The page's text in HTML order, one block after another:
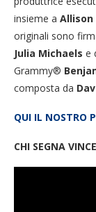
insieme a Allison
originali sono
Julia Michaels e
Grammy®
composta da
QUI IL NOSTRO
CHI SEGNA